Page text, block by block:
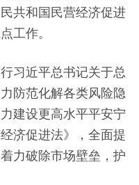
共和国民营经济促进
工作。
习近平总书记关于总
防范化解各类风险隐
建设更高水平平安宁
济促进法》，全面提
力破除市场壁垒，护